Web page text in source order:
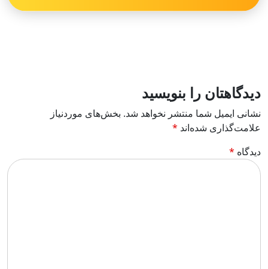
دیدگاهتان را بنویسید
نشانی ایمیل شما منتشر نخواهد شد. بخش‌های موردنیاز
علامت‌گذاری شده‌اند *
دیدگاه *